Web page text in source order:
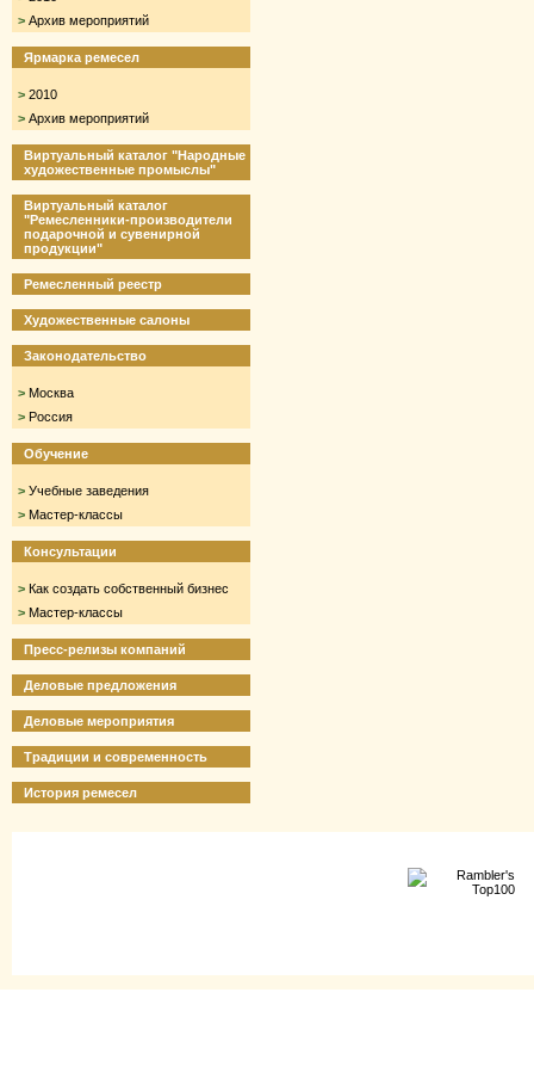
> Архив мероприятий
Ярмарка ремесел
> 2010
> Архив мероприятий
Виртуальный каталог "Народные
художественные промыслы"
Виртуальный каталог
"Ремесленники-производители
подарочной и сувенирной
продукции"
Ремесленный реестр
Художественные салоны
Законодательство
> Москва
> Россия
Обучение
> Учебные заведения
> Мастер-классы
Консультации
> Как создать собственный бизнес
> Мастер-классы
Пресс-релизы компаний
Деловые предложения
Деловые мероприятия
Традиции и современность
История ремесел